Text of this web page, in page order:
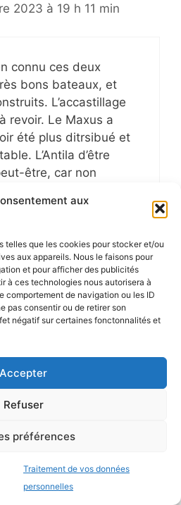
aux
telles que les cookies pour stocker et/ou
aux appareils. Nous le faisons pour
et pour afficher des publicités
à ces technologies nous autorisera à
comportement de navigation ou les ID
pas consentir ou de retirer son
négatif sur certaines fonctonnalités et
Accepter
Refuser
préférences
Traitement de vos données
personnelles
2023 à 19 h 11 min
connu ces deux
bons bateaux, et
L’accastillage
revoir. Le Maxus a
été plus ditrsibué et
L’Antila d’être
être, car non